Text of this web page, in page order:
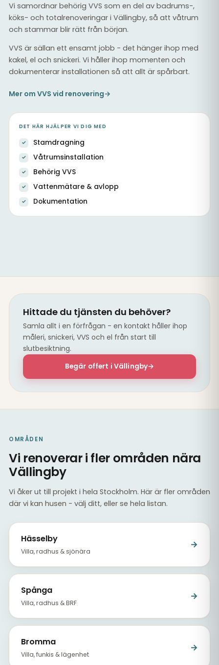
Vi samordnar behörig VVS som en del av badrums-,
köks- och totalrenoveringar i Vällingby, så att våtrum
och stammar blir rätt från början.
VVS är sällan ett ensamt jobb - det hänger ihop med
kakel, el och snickeri. Vi håller ihop momenten och
dokumenterar installationen så att allt är spårbart.
Mer om VVS vid renovering→
DET HÄR HJÄLPER VI DIG MED
Stamdragning
Våtrumsinstallation
Behörig VVS
Vattenmätare & avlopp
Dokumentation
Renoverad tvättstuga med ny VVS
Hittade du tjänsten du behöver?
Samla allt i en förfrågan - en kontakt håller ihop
måleri, snickeri, VVS och el från start till
slutbesiktning.
Begär offert i Vällingby→
OMRÅDEN
Vi renoverar i fler områden nära
Vällingby
Vi åker ut till projekt i hela Stockholm. Här är fler områden
där vi kan husen - välj ditt, eller se hela listan.
Hässelby
Villa, radhus & sjönära
→
Spånga
Villa, radhus & BRF
→
Bromma
Villa, funkis & lägenhet
→